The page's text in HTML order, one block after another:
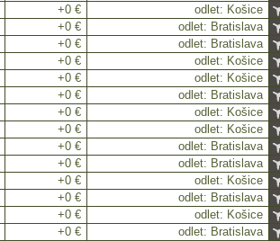
+0 €
odlet: Košice
+0 €
odlet: Bratislava
+0 €
odlet: Bratislava
+0 €
odlet: Košice
+0 €
odlet: Košice
+0 €
odlet: Bratislava
+0 €
odlet: Košice
+0 €
odlet: Košice
+0 €
odlet: Bratislava
+0 €
odlet: Bratislava
+0 €
odlet: Košice
+0 €
odlet: Bratislava
+0 €
odlet: Košice
+0 €
odlet: Bratislava